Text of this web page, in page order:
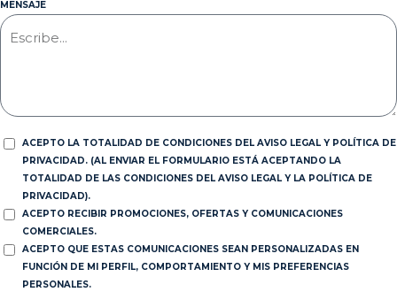
MENSAJE
ACEPTO LA TOTALIDAD DE CONDICIONES DEL AVISO LEGAL Y POLÍTICA DE
PRIVACIDAD. (AL ENVIAR EL FORMULARIO ESTÁ ACEPTANDO LA
TOTALIDAD DE LAS CONDICIONES DEL AVISO LEGAL Y LA POLÍTICA DE
PRIVACIDAD).
ACEPTO RECIBIR PROMOCIONES, OFERTAS Y COMUNICACIONES
COMERCIALES.
ACEPTO QUE ESTAS COMUNICACIONES SEAN PERSONALIZADAS EN
FUNCIÓN DE MI PERFIL, COMPORTAMIENTO Y MIS PREFERENCIAS
PERSONALES.